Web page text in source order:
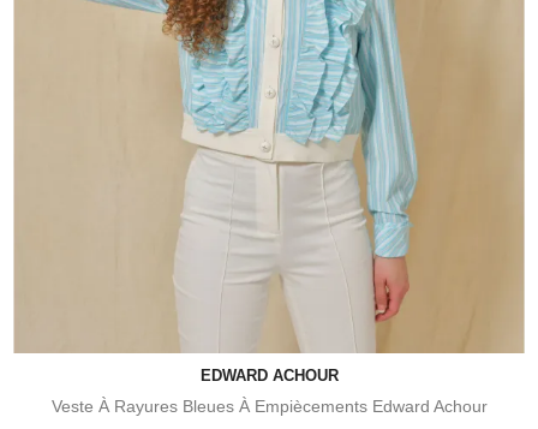
EDWARD ACHOUR
Veste À Rayures Bleues À Empiècements Edward Achour